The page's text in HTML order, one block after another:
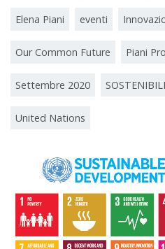
Elena Piani eventi
Our Common Future Piani
Settembre 2020
United Nations